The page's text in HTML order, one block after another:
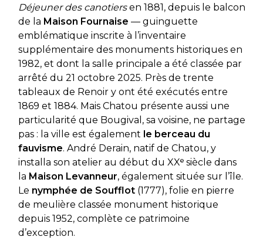
Déjeuner des canotiersen 1881, depuis le balcon
de la Maison Fournaise — guinguette
emblématique inscrite à l’inventaire
supplémentaire des monuments historiques en
1982, et dont la salle principale a été classée par
arrêté du 21 octobre 2025. Près de trente
tableaux de Renoir y ont été exécutés entre
1869 et 1884. Mais Chatou présente aussi une
particularité que Bougival, sa voisine, ne partage
pas : la ville est également le berceau du
fauvisme. André Derain, natif de Chatou, y
installa son atelier au début du XXᵉ siècle dans
la Maison Levanneur, également située sur l’île.
Le nymphée de Soufflot(1777), folie en pierre
de meulière classée monument historique
depuis 1952, complète ce patrimoine
d’exception.